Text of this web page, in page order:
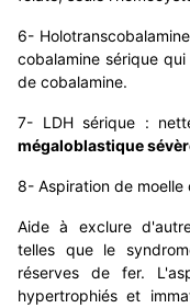
6-
cobalamine sérique
de cobalamine.
7- LDH sérique :
mégaloblastique
8- Aspiration de moelle
Aide à exclure
telles que le
réserves de fer.
hypertrophiés et